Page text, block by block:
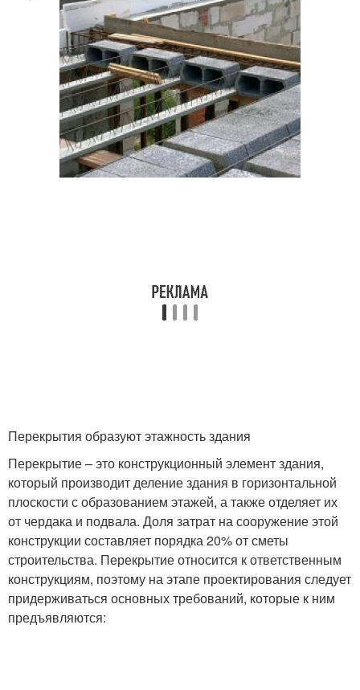
Монолитно-бетонные
перекрытия
Перекрытия в доме
Цельное перекрытие Перекрытие для стен
Дом на несущие брусья
Перекрытия образуют этажность здания
Перекрытие – это конструкционный элемент здания,
который производит деление здания в горизонтальной
плоскости с образованием этажей, а также отделяет их
от чердака и подвала. Доля затрат на сооружение этой
конструкции составляет порядка 20% от сметы
строительства. Перекрытие относится к ответственным
конструкциям, поэтому на этапе проектирования следует
придерживаться основных требований, которые к ним
предъявляются: